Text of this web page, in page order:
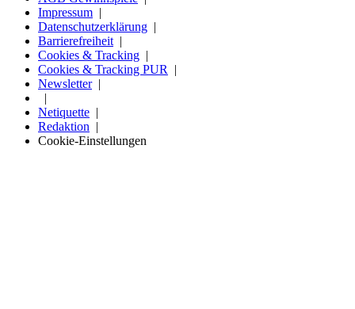
Impressum
Datenschutzerklärung
Barrierefreiheit
Cookies & Tracking
Cookies & Tracking PUR
Newsletter
Netiquette
Redaktion
Cookie-Einstellungen